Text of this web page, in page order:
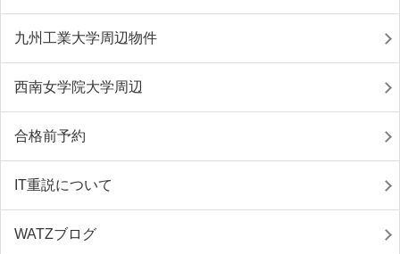
九州工業大学周辺物件
西南女学院大学周辺
合格前予約
IT重説について
WATZブログ